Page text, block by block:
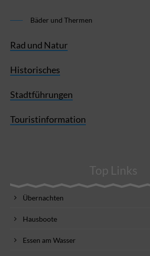
Bäder und Thermen
Rad und Natur
Historisches
Stadtführungen
Touristinformation
Top Links
Übernachten
Hausboote
Essen am Wasser